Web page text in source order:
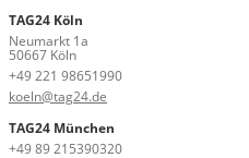
TAG24 Köln
Neumarkt 1a
50667 Köln
+49 221 98651990
koeln@tag24.de
TAG24 München
+49 89 215390320